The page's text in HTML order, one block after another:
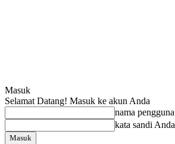
Masuk
Selamat Datang! Masuk ke akun Anda
nama pengguna
kata sandi Anda